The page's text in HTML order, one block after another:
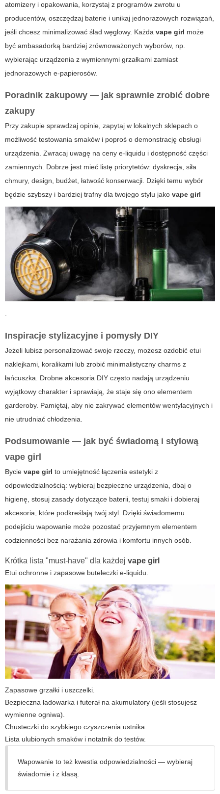
atomizery i opakowania, korzystaj z programów zwrotu u
producentów, oszczędzaj baterie i unikaj jednorazowych rozwiązań,
jeśli chcesz minimalizować ślad węglowy. Każda vape girl może
być ambasadorką bardziej zrównoważonych wyborów, np.
wybierając urządzenia z wymiennymi grzałkami zamiast
jednorazowych e-papierosów.
Poradnik zakupowy — jak sprawnie zrobić dobre
zakupy
Przy zakupie sprawdzaj opinie, zapytaj w lokalnych sklepach o
możliwość testowania smaków i poproś o demonstrację obsługi
urządzenia. Zwracaj uwagę na ceny e-liquidu i dostępność części
zamiennych. Dobrze jest mieć listę priorytetów: dyskrecja, siła
chmury, design, budżet, łatwość konserwacji. Dzięki temu wybór
będzie szybszy i bardziej trafny dla twojego stylu jako vape girl
Inspiracje stylizacyjne i pomysły DIY
Jeżeli lubisz personalizować swoje rzeczy, możesz ozdobić etui
naklejkami, koralikami lub zrobić minimalistyczny charms z
łańcuszka. Drobne akcesoria DIY często nadają urządzeniu
wyjątkowy charakter i sprawiają, że staje się ono elementem
garderoby. Pamiętaj, aby nie zakrywać elementów wentylacyjnych i
nie utrudniać chłodzenia.
Podsumowanie — jak być świadomą i stylową
vape girl
Bycie vape girl to umiejętność łączenia estetyki z
odpowiedzialnością: wybieraj bezpieczne urządzenia, dbaj o
higienę, stosuj zasady dotyczące baterii, testuj smaki i dobieraj
akcesoria, które podkreślają twój styl. Dzięki świadomemu
podejściu wapowanie może pozostać przyjemnym elementem
codzienności bez narażania zdrowia i komfortu innych osób.
Krótka lista "must-have" dla każdej vape girl
Etui ochronne i zapasowe buteleczki e-liquidu.
Zapasowe grzałki i uszczelki.
Bezpieczna ładowarka i futerał na akumulatory (jeśli stosujesz
wymienne ogniwa).
Chusteczki do szybkiego czyszczenia ustnika.
Lista ulubionych smaków i notatnik do testów.
Wapowanie to też kwestia odpowiedzialności — wybieraj
świadomie i z klasą.